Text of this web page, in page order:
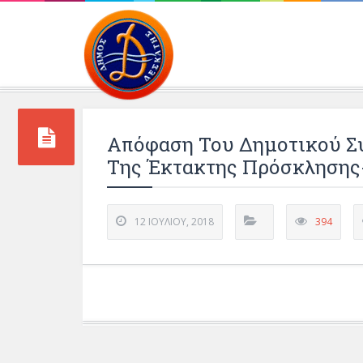
Απόφαση Του Δημοτικού
Της Έκτακτης
12 ΙΟΥΛΊΟΥ, 2018 394